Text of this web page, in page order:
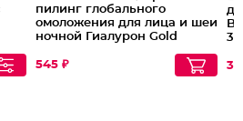
пилинг глобального
омоложения для лица и шеи
ночной Гиалурон Gold
545 ₽